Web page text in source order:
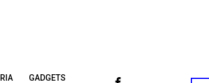
GADGETS